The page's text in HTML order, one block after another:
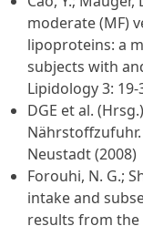
moderate (MF)
lipoproteins: a
subjects with
Lipidology 3: 19-
DGE et al.
Neustadt (2008)
Forouhi, N. G.;
intake and
results from the